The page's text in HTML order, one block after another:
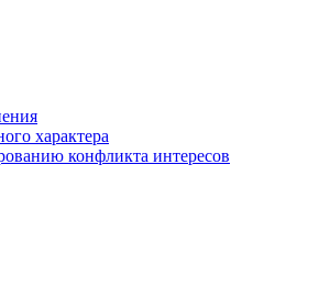
характера
конфликта интересов